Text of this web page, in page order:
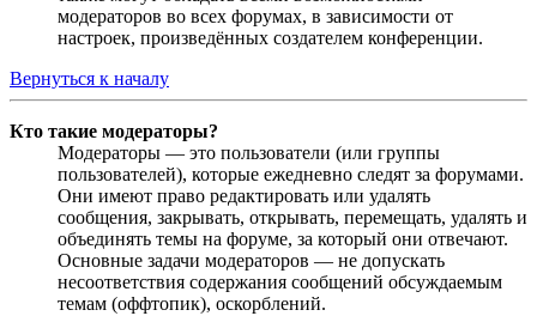
модераторов во всех форумах, в зависимости от
настроек, произведённых создателем конференции.
Вернуться к началу
Кто такие модераторы?
Модераторы — это пользователи (или группы
пользователей), которые ежедневно следят за форумами.
Они имеют право редактировать или удалять
сообщения, закрывать, открывать, перемещать, удалять и
объединять темы на форуме, за который они отвечают.
Основные задачи модераторов — не допускать
несоответствия содержания сообщений обсуждаемым
темам (оффтопик), оскорблений.